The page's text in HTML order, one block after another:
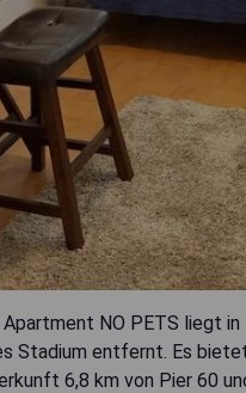
NO PETS liegt in
Stadium entfernt. Es
6,8 km von Pier 60